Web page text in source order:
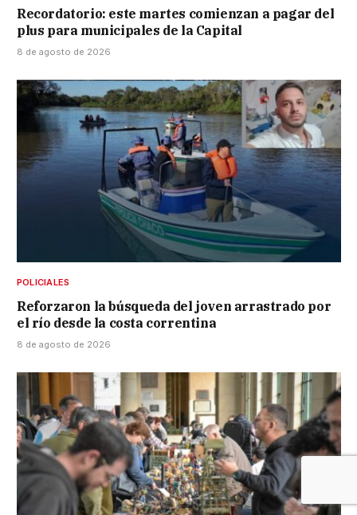
Recordatorio: este martes comienzan a pagar del
plus para municipales de la Capital
8 de agosto de 2026
POLICIALES
Reforzaron la búsqueda del joven arrastrado por
el río desde la costa correntina
8 de agosto de 2026